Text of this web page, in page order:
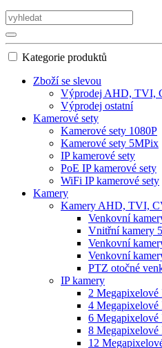
Kategorie produktů
Zboží se slevou
Výprodej AHD, TVI,
Výprodej ostatní
Kamerové sety
Kamerové sety 1080P
Kamerové sety 5MPix
IP kamerové sety
PoE IP kamerové sety
WiFi IP kamerové sety
Kamery
Kamery AHD, TVI,
Venkovní
Vnitřní kamery
Venkovní
Venkovní
PTZ otočné
IP kamery
2 Megapixelové
4 Megapixelové
6 Megapixelové
8 Megapixelové
12